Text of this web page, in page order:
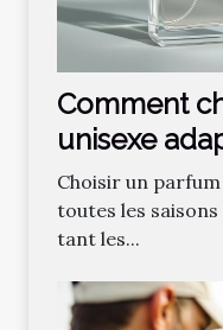
Comment
unisexe
saisons ?
Choisir un
toutes les
tant les...